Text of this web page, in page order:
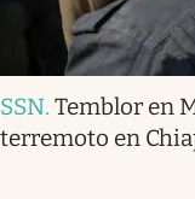
SSN. Temblor en
terremoto en